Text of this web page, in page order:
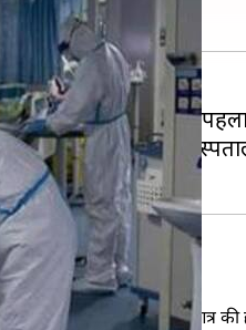
में कोरोना वायरस का
गया है। अभी उसी
में पढ़ रहा था। रोगी छात्र